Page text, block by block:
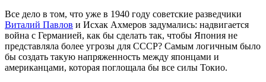
Все дело в том, что уже в 1940 году советские разведчики
Виталий Павлов и Исхак Ахмеров задумались: надвигается
война с Германией, как бы сделать так, чтобы Япония не
представляла более угрозы для СССР? Самым логичным было
бы создать такую напряженность между японцами и
американцами, которая поглощала бы все силы Токио.